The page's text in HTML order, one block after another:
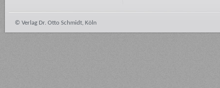
© Verlag Dr. Otto Schmidt, Köln